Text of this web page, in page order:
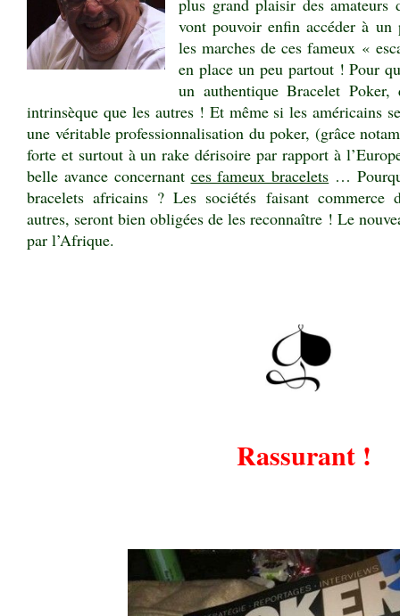
plus grand plaisir des
vont pouvoir enfin accéder à
les marches de ces fameux «
en place un peu partout ! Pour
un authentique Bracelet
intrinsèque que les autres ! Et même si les américains
une véritable professionnalisation du poker, (grâce
forte et surtout à un rake dérisoire par rapport à
belle avance concernant ces fameux bracelets …
bracelets africains ? Les sociétés faisant commerce
autres, seront bien obligées de les reconnaître ! Le
par l’Afrique.
Rassurant !